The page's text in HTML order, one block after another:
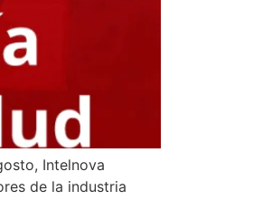
Intelnova
de la industria